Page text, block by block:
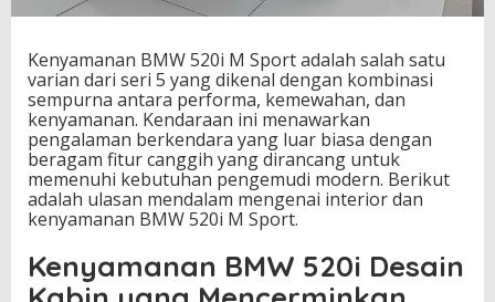
K
n
y
a
m
a
n
a
n
B
5
2
Kenyamanan BMW 520i M Sport adalah salah satu
varian dari seri 5 yang dikenal dengan kombinasi
sempurna antara performa, kemewahan, dan
kenyamanan. Kendaraan ini menawarkan
pengalaman berkendara yang luar biasa dengan
beragam fitur canggih yang dirancang untuk
memenuhi kebutuhan pengemudi modern. Berikut
adalah ulasan mendalam mengenai interior dan
kenyamanan BMW 520i M Sport.
Kenyamanan BMW 520i Desain